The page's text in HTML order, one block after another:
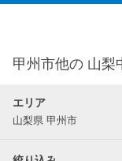
甲州市他の 山梨
エリア
山梨県 甲州市